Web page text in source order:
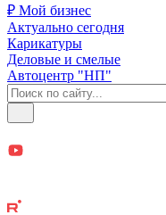
₽ Мой бизнес
Актуально сегодня
Карикатуры
Деловые и смелые
Автоцентр "НП"